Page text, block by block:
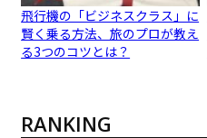
飛行機の「ビジネスクラス」に
賢く乗る方法、旅のプロが教え
る3つのコツとは？
RANKING